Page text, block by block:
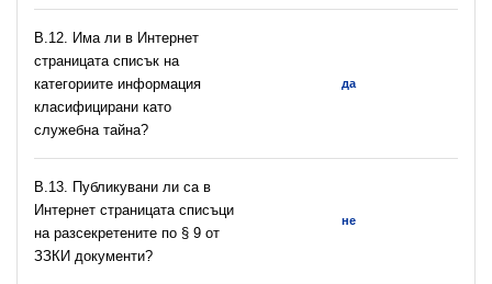
В.12. Има ли в Интернет
страницата списък на
категориите информация
класифицирани като
служебна тайна?
да
В.13. Публикувани ли са в
Интернет страницата списъци
на разсекретените по § 9 от
ЗЗКИ документи?
не